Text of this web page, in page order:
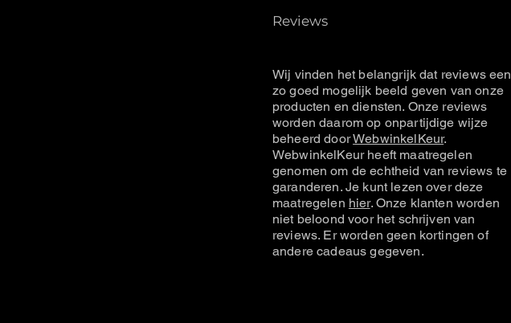
Reviews
Wij vinden het belangrijk dat reviews een
zo goed mogelijk beeld geven van onze
producten en diensten. Onze reviews
worden daarom op onpartijdige wijze
beheerd doorWebwinkelKeur.
WebwinkelKeur heeft maatregelen
genomen om de echtheid van reviews te
garanderen. Je kunt lezen over deze
maatregelen hier. Onze klanten worden
niet beloond voor het schrijven van
reviews. Er worden geen kortingen of
andere cadeaus gegeven.